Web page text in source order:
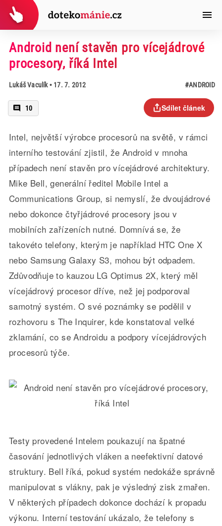
Android není stavěn pro vícejádrové
procesory, říká Intel
Lukáš Vaculík• 17. 7. 2012 #ANDROID
10 Sdílet článek
Intel, největší výrobce procesorů na světě, v rámci
interního testování zjistil, že Android v mnoha
případech není stavěn pro vícejádrové architektury.
Mike Bell, generální ředitel Mobile Intel a
Communications Group, si nemyslí, že dvoujádrové
nebo dokonce čtyřjádrové procesory jsou v
mobilních zařízeních nutné. Domnívá se, že
takovéto telefony, kterým je například HTC One X
nebo Samsung Galaxy S3, mohou být odpadem.
Zdůvodňuje to kauzou LG Optimus 2X, který měl
vícejádrový procesor dříve, než jej podporoval
samotný systém. O své poznámky se podělil v
rozhovoru s The Inquirer, kde konstatoval velké
zklamání, co se Androidu a podpory vícejádrových
procesorů týče.
Testy provedené Intelem poukazují na špatné
časování jednotlivých vláken a neefektivní datové
struktury. Bell říká, pokud systém nedokáže správně
manipulovat s vlákny, pak je výsledný zisk zmařen.
V některých případech dokonce dochází k propadu
výkonu. Interní testování ukázalo, že telefony s